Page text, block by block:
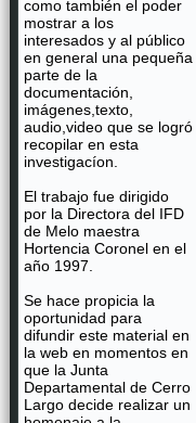
como también el poder
mostrar a los
interesados y al público
en general una pequeña
parte de la
documentación,
imágenes,texto,
audio,video que se logró
recopilar en esta
investigacíon.
El trabajo fue dirigido
por la Directora del IFD
de Melo maestra
Hortencia Coronel en el
año 1997.
Se hace propicia la
oportunidad para
difundir este material en
la web en momentos en
que la Junta
Departamental de Cerro
Largo decide realizar un